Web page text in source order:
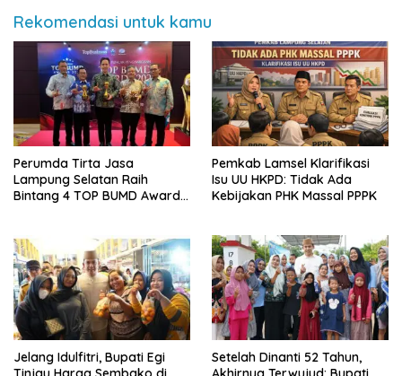
Rekomendasi untuk kamu
Perumda Tirta Jasa
Lampung Selatan Raih
Bintang 4 TOP BUMD Awards
Pemkab Lamsel Klarifikasi
Isu UU HKPD: Tidak Ada
Kebijakan PHK Massal PPPK
Jelang Idulfitri, Bupati Egi
Setelah Dinanti 52 Tahun,